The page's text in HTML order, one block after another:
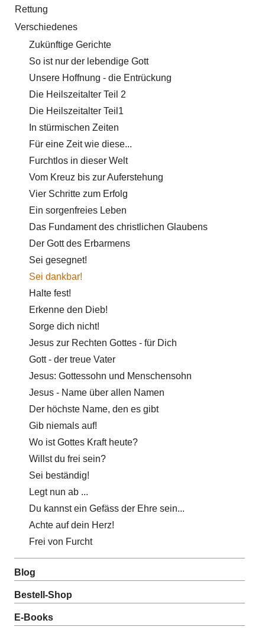
Rettung
Verschiedenes
Zukünftige Gerichte
So ist nur der lebendige Gott
Unsere Hoffnung - die Entrückung
Die Heilszeitalter Teil 2
Die Heilszeitalter Teil1
In stürmischen Zeiten
Für eine Zeit wie diese...
Furchtlos in dieser Welt
Vom Kreuz bis zur Auferstehung
Vier Schritte zum Erfolg
Ein sorgenfreies Leben
Das Fundament des christlichen Glaubens
Der Gott des Erbarmens
Sei gesegnet!
Sei dankbar!
Halte fest!
Erkenne den Dieb!
Sorge dich nicht!
Jesus zur Rechten Gottes - für Dich
Gott - der treue Vater
Jesus: Gottessohn und Menschensohn
Jesus - Name über allen Namen
Der höchste Name, den es gibt
Gib niemals auf!
Wo ist Gottes Kraft heute?
Willst du frei sein?
Sei beständig!
Legt nun ab ...
Du kannst ein Gefäss der Ehre sein...
Achte auf dein Herz!
Frei von Furcht
Blog
Bestell-Shop
E-Books